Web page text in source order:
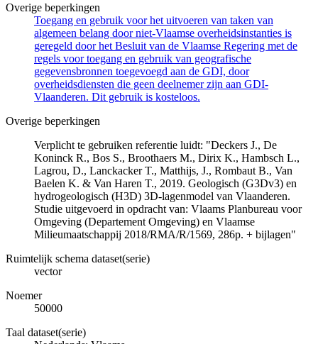
Overige beperkingen
Toegang en gebruik voor het uitvoeren van taken van
algemeen belang door niet-Vlaamse overheidsinstanties is
geregeld door het Besluit van de Vlaamse Regering met de
regels voor toegang en gebruik van geografische
gegevensbronnen toegevoegd aan de GDI, door
overheidsdiensten die geen deelnemer zijn aan GDI-
Vlaanderen. Dit gebruik is kosteloos.
Overige beperkingen
Verplicht te gebruiken referentie luidt: "Deckers J., De
Koninck R., Bos S., Broothaers M., Dirix K., Hambsch L.,
Lagrou, D., Lanckacker T., Matthijs, J., Rombaut B., Van
Baelen K. & Van Haren T., 2019. Geologisch (G3Dv3) en
hydrogeologisch (H3D) 3D-lagenmodel van Vlaanderen.
Studie uitgevoerd in opdracht van: Vlaams Planbureau voor
Omgeving (Departement Omgeving) en Vlaamse
Milieumaatschappij 2018/RMA/R/1569, 286p. + bijlagen"
Ruimtelijk schema dataset(serie)
vector
Noemer
50000
Taal dataset(serie)